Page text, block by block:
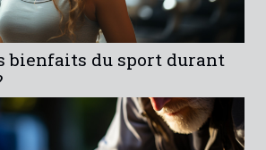
bienfaits du sport durant